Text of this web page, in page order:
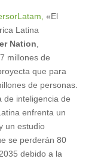
«El
Latina
Nation,
millones de
que para
de personas.
de inteligencia de
enfrenta un
un estudio
se perderán 80
debido a la